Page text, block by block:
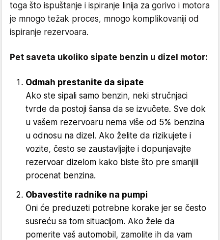
toga što ispuštanje i ispiranje linija za gorivo i motora
je mnogo težak proces, mnogo komplikovaniji od
ispiranje rezervoara.
Pet saveta ukoliko sipate benzin u dizel motor:
Odmah prestanite da sipate
Ako ste sipali samo benzin, neki stručnjaci
tvrde da postoji šansa da se izvučete. Sve dok
u vašem rezervoaru nema više od 5% benzina
u odnosu na dizel. Ako želite da rizikujete i
vozite, često se zaustavljajte i dopunjavajte
rezervoar dizelom kako biste što pre smanjili
procenat benzina.
Obavestite radnike na pumpi
Oni će preduzeti potrebne korake jer se često
susreću sa tom situacijom. Ako žele da
pomerite vaš automobil, zamolite ih da vam